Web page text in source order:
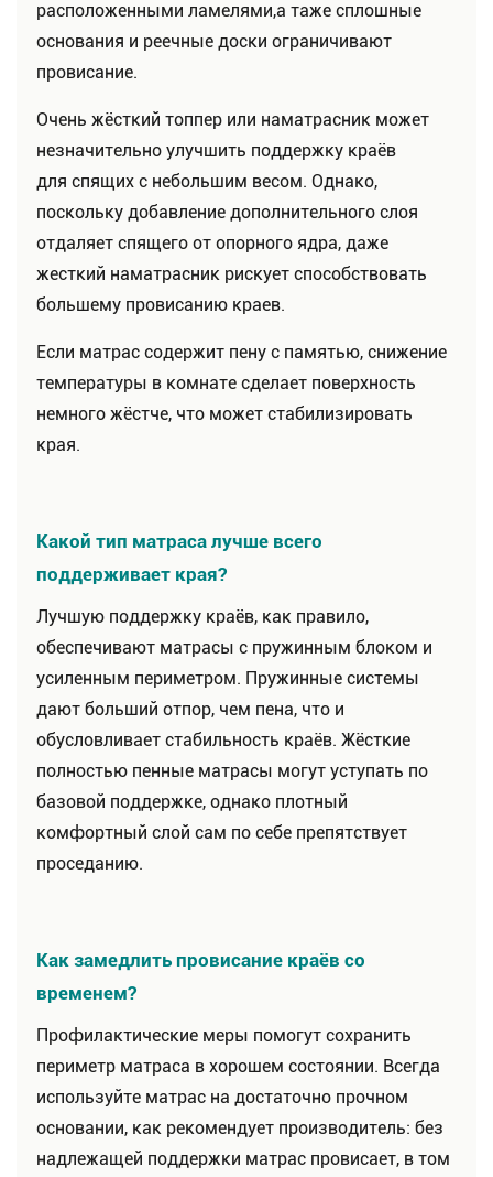
расположенными ламелями,а таже сплошные
основания и реечные доски ограничивают
провисание.
Очень жёсткий топпер или наматрасник может
незначительно улучшить поддержку краёв
для спящих с небольшим весом. Однако,
поскольку добавление дополнительного слоя
отдаляет спящего от опорного ядра, даже
жесткий наматрасник рискует способствовать
большему провисанию краев.
Если матрас содержит пену с памятью, снижение
температуры в комнате сделает поверхность
немного жёстче, что может стабилизировать
края.
Какой тип матраса лучше всего
поддерживает края?
Лучшую поддержку краёв, как правило,
обеспечивают матрасы с пружинным блоком и
усиленным периметром. Пружинные системы
дают больший отпор, чем пена, что и
обусловливает стабильность краёв. Жёсткие
полностью пенные матрасы могут уступать по
базовой поддержке, однако плотный
комфортный слой сам по себе препятствует
проседанию.
Как замедлить провисание краёв со
временем?
Профилактические меры помогут сохранить
периметр матраса в хорошем состоянии. Всегда
используйте матрас на достаточно прочном
основании, как рекомендует производитель: без
надлежащей поддержки матрас провисает, в том